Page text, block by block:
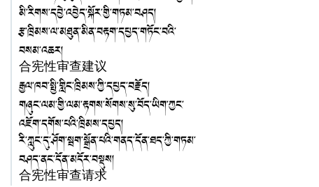
མི་རིགས་དབྱེ་འབྱེད་སྐོར་གྱི་གཏམ་བཤད།
རྩ་ཁྲིམས་ལ་མཐུན་མིན་བརྟག་དཔྱད་གཏོང་བའི་
བསམ་འཆར།
合宪性审查建议
རྒྱལ་ཁབ་སྤྱི་གླིང་ཁྲིམས་ཀྱི་དཔྱད་བརྗོད།
གཞུང་ལམ་གྱི་ལམ་རྟགས་སོགས་སུ་བོད་ཡིག་ཀྱང་
འཇོག་དགོས་པའི་ཁྲིམས་དཔྱད།
རི་ཀླུང་དུ་ཤོག་སྦག་སྒྲོན་པའི་གནད་དོན་ཐད་ཀྱི་གཏམ་
བཤད་ནང་དོན་མདོར་བསྡུས།
合宪性审查请求